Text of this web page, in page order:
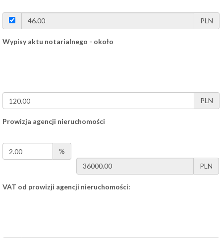
PLN
Wypisy aktu notarialnego - około
PLN
Prowizja agencji nieruchomości
%
PLN
VAT od prowizji agencji nieruchomości: